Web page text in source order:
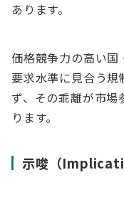
あります。
価格競争力の高い
要求水準に見合う規
ず、その乖離が市場
ります。
示唆（